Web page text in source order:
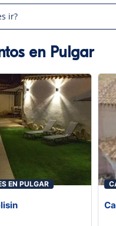
ir?
en Pulgar
EN PULGAR